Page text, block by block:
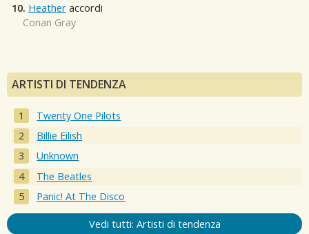
10. Heather accordi
Conan Gray
ARTISTI DI TENDENZA
Twenty One Pilots
Billie Eilish
Unknown
The Beatles
Panic! At The Disco
Vedi tutti: Artisti di tendenza